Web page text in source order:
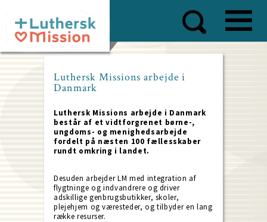
main
content
Luthersk Missions arbejde i
Danmark
Luthersk Missions arbejde i Danmark
består af et vidtforgrenet børne-,
ungdoms- og menighedsarbejde
fordelt på næsten 100 fællesskaber
rundt omkring i landet.
Desuden arbejder LM med integration af
flygtninge og indvandrere og driver
adskillige genbrugsbutikker, skoler,
plejehjem og væresteder, og tilbyder en lang
række resurser.